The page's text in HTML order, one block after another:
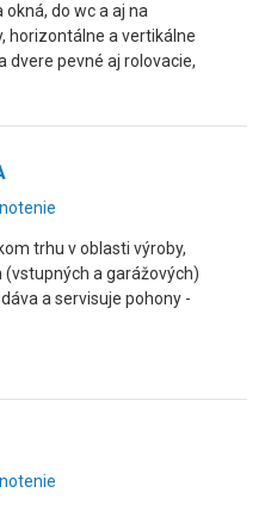
okná, do wc a aj na
horizontálne a vertikálne
dvere pevné aj rolovacie,
trhu v oblasti výroby,
a garážových)
a servisuje pohony -